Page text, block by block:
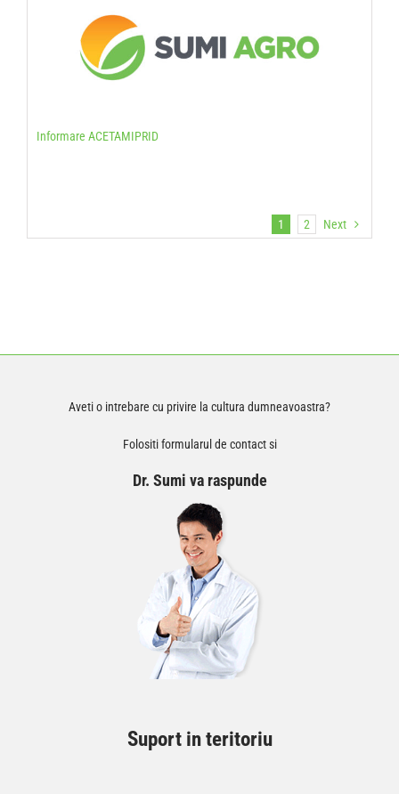
Informare ACETAMIPRID
1 2 Next
Aveti o intrebare cu privire la cultura dumneavoastra?
Folositi formularul de contact si
Dr. Sumi va raspunde
Suport in teritoriu